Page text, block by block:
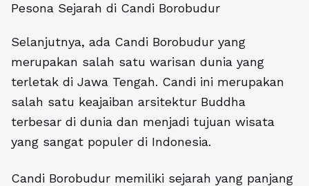
Pesona Sejarah di Candi Borobudur
Selanjutnya, ada Candi Borobudur yang
merupakan salah satu warisan dunia yang
terletak di Jawa Tengah. Candi ini merupakan
salah satu keajaiban arsitektur Buddha
terbesar di dunia dan menjadi tujuan wisata
yang sangat populer di Indonesia.
Candi Borobudur memiliki sejarah yang panjang